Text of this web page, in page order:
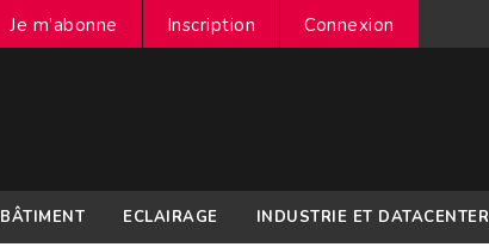
Je m’abonne Inscription Connexion
BÂTIMENT ECLAIRAGE INDUSTRIE ET DATACENTER